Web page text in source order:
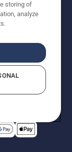
Der tages
Vi
på
priser er
medmindre
oplysninger
storing of
analyze